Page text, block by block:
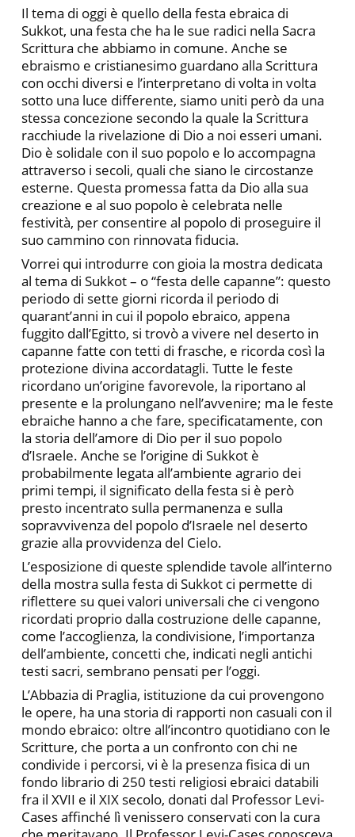
Il tema di oggi è quello della festa ebraica di
Sukkot, una festa che ha le sue radici nella Sacra
Scrittura che abbiamo in comune. Anche se
ebraismo e cristianesimo guardano alla Scrittura
con occhi diversi e l’interpretano di volta in volta
sotto una luce differente, siamo uniti però da una
stessa concezione secondo la quale la Scrittura
racchiude la rivelazione di Dio a noi esseri umani.
Dio è solidale con il suo popolo e lo accompagna
attraverso i secoli, quali che siano le circostanze
esterne. Questa promessa fatta da Dio alla sua
creazione e al suo popolo è celebrata nelle
festività, per consentire al popolo di proseguire il
suo cammino con rinnovata fiducia.
Vorrei qui introdurre con gioia la mostra dedicata
al tema di Sukkot – o “festa delle capanne”: questo
periodo di sette giorni ricorda il periodo di
quarant’anni in cui il popolo ebraico, appena
fuggito dall’Egitto, si trovò a vivere nel deserto in
capanne fatte con tetti di frasche, e ricorda così la
protezione divina accordatagli. Tutte le feste
ricordano un’origine favorevole, la riportano al
presente e la prolungano nell’avvenire; ma le feste
ebraiche hanno a che fare, specificatamente, con
la storia dell’amore di Dio per il suo popolo
d’Israele. Anche se l’origine di Sukkot è
probabilmente legata all’ambiente agrario dei
primi tempi, il significato della festa si è però
presto incentrato sulla permanenza e sulla
sopravvivenza del popolo d’Israele nel deserto
grazie alla provvidenza del Cielo.
L’esposizione di queste splendide tavole all’interno
della mostra sulla festa di Sukkot ci permette di
riflettere su quei valori universali che ci vengono
ricordati proprio dalla costruzione delle capanne,
come l’accoglienza, la condivisione, l’importanza
dell’ambiente, concetti che, indicati negli antichi
testi sacri, sembrano pensati per l’oggi.
L’Abbazia di Praglia, istituzione da cui provengono
le opere, ha una storia di rapporti non casuali con il
mondo ebraico: oltre all’incontro quotidiano con le
Scritture, che porta a un confronto con chi ne
condivide i percorsi, vi è la presenza fisica di un
fondo librario di 250 testi religiosi ebraici databili
fra il XVII e il XIX secolo, donati dal Professor Levi-
Cases affinché lì venissero conservati con la cura